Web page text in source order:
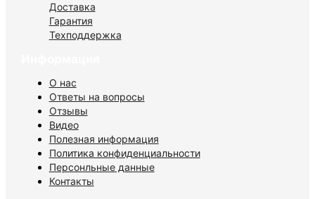
Доставка
Гарантия
Техподдержка
О нас
Ответы на вопросы
Отзывы
Видео
Полезная информация
Политика конфиденциальности
Персонльные данные
Контакты